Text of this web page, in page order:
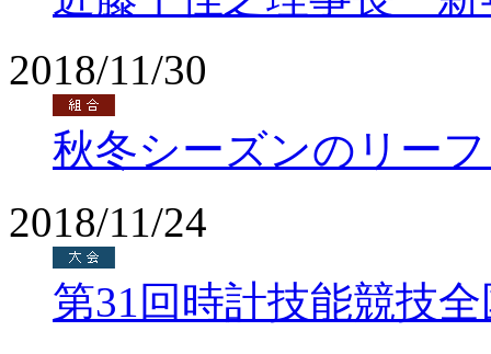
2018/11/30
秋冬シーズンのリー
2018/11/24
第31回時計技能競技